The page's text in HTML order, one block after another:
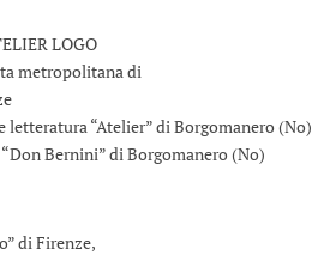
letteratura “Atelier” di Borgomanero (No)
Bernini” di Borgomanero (No)
di Firenze,